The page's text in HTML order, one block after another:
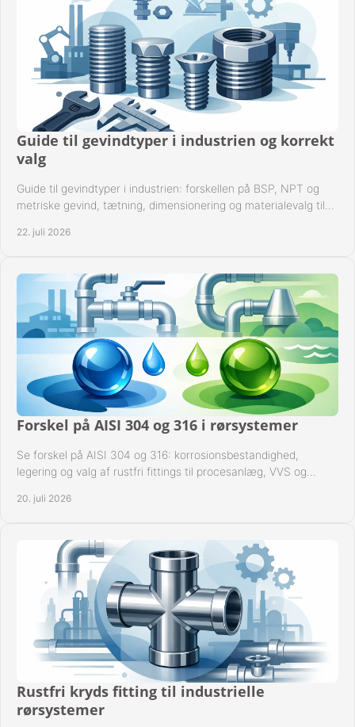
Guide til gevindtyper i industrien og korrekt
valg
Guide til gevindtyper i industrien: forskellen på BSP, NPT og
metriske gevind, tætning, dimensionering og materialevalg til
22. juli 2026
Forskel på AISI 304 og 316 i rørsystemer
Se forskel på AISI 304 og 316: korrosionsbestandighed,
legering og valg af rustfri fittings til procesanlæg, VVS og
20. juli 2026
Rustfri kryds fitting til industrielle
rørsystemer